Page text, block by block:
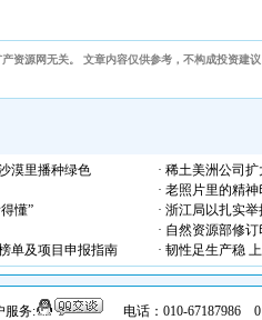
资源网无关。 文章内容仅供参考，不构成投资建
漠里播种绿色
· 稀土美洲公司
· 老照片里的精
懂”
· 浙江局以扎实
· 自然资源部修
单及项目申报指南
· 韧性足生产稳
服务:
电话：010-67187986